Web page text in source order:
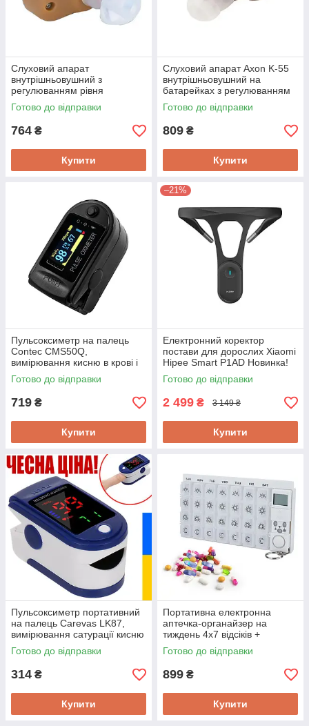
Слуховий апарат
внутрішньовушний з
регулюванням рівня
посилення AXON K-86,
кнопка включення, 3 насадки
Готово до відправки
764 ₴
Купити
Слуховий апарат Axon K-55
внутрішньовушний на
батарейках з регулюванням
посилення, 4 вушні накладки
Готово до відправки
809 ₴
Купити
Пульсоксиметр на палець
Contec CMS50Q,
вимірювання кисню в крові і
частоти пульсу, OLED
дисплей. Новинка!
Готово до відправки
719 ₴
Купити
–21%
Електронний коректор
постави для дорослих Xiaomi
Hipee Smart P1AD Новинка!
Готово до відправки
2 499 ₴ 3 149 ₴
Купити
Пульсоксиметр портативний
на палець Carevas LK87,
вимірювання сатурації кисню
та частоти пульсу. Оригінал!
Готово до відправки
314 ₴
Купити
Портативна електронна
аптечка-органайзер на
тиждень 4х7 відсіків +
таймер-постачальник Contec
AP-4х7
Готово до відправки
899 ₴
Купити